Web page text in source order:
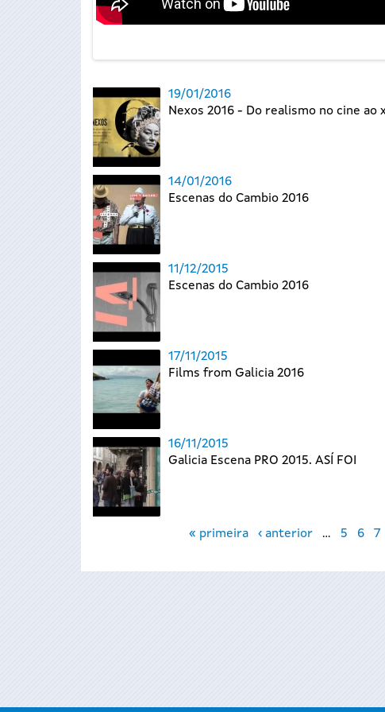
19/01/2016
Nexos 2016 - Do realismo no cine
14/01/2016
Escenas do Cambio 2016
11/12/2015
Escenas do Cambio 2016
17/11/2015
Films from Galicia 2016
16/11/2015
Galicia Escena PRO 2015. ASÍ FOI
« primeira ‹ anterior … 5 6 7